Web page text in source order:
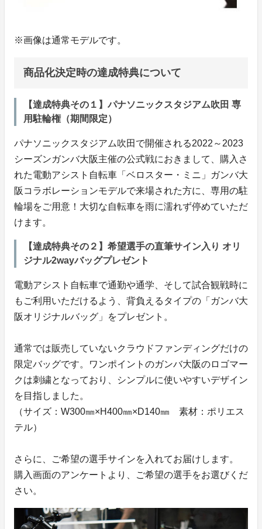
※画像は通常モデルです。
商品化決定時の達成特典について
【達成特典その１】パナソニックスタジアム吹田 専
用駐輪権（期間限定）
パナソニックスタジアム吹田で開催される2022～2023
シーズンガンバ大阪主催の公式戦におきまして、購入さ
れた電動アシスト自転車「ベロスター・ミニ」ガンバ大
阪コラボレーションモデルで来場された方に、専用の駐
輪場をご用意！大切な自転車を雨に濡れず停めていただ
けます。
【達成特典その２】希望選手の直筆サイン入り オリ
ジナル2wayバッグプレゼント
電動アシスト自転車で通勤や通学、そして試合観戦時に
もご利用いただけるよう、背負えるタイプの「ガンバ大
阪オリジナルバッグ」をプレゼント。
通常では販売していないクラウドファンディングだけの
限定バッグです。ワンポイントのガンバ大阪のロゴマー
クは刺繍となっており、シンプルに使いやすいデザイン
を目指しました。
（サイズ：W300㎜×H400㎜×D140㎜ 素材：ポリエス
テル）
さらに、ご希望の選手サインを入れてお届けします。
購入画面のアンケートより、ご希望の選手をお選びくだ
さい。